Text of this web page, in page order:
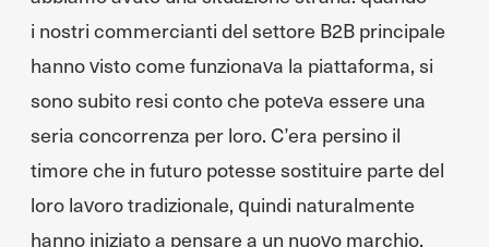
i nostri commercianti del settore B2B principale
hanno visto come funzionava la piattaforma, si
sono subito resi conto che poteva essere una
seria concorrenza per loro. C’era persino il
timore che in futuro potesse sostituire parte del
loro lavoro tradizionale, quindi naturalmente
hanno iniziato a pensare a un nuovo marchio.